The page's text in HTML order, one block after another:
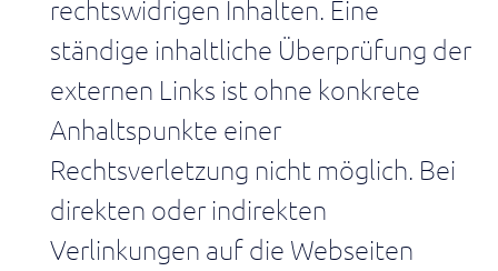
nach
Bereichen
Produktion
&
IIoT
Sensoren
direkte
rechtswidrigen Inhalten. Eine
ständige inhaltliche Überprüfung der
externen Links ist ohne konkrete
Anhaltspunkte einer
Rechtsverletzung nicht möglich. Bei
direkten oder indirekten
Verlinkungen auf die Webseiten